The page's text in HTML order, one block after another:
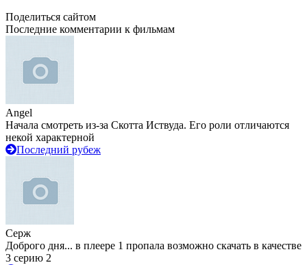
Поделиться сайтом
Последние комментарии к фильмам
Angel
Начала смотреть из-за Скотта Иствуда. Его роли отличаются
некой характерной
Последний рубеж
Серж
Доброго дня... в плеере 1 пропала возможно скачать в качестве
3 серию 2